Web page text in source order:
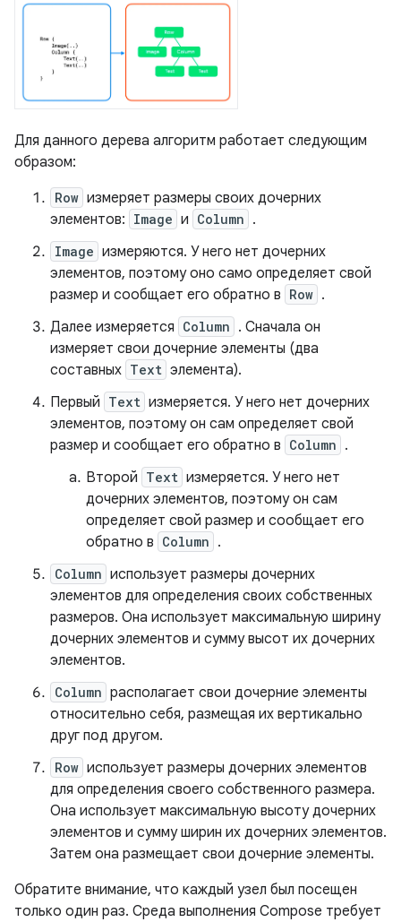
Для данного дерева алгоритм работает следующим
образом:
Row измеряет размеры своих дочерних
элементов: Image и Column .
Image измеряются. У него нет дочерних
элементов, поэтому оно само определяет свой
размер и сообщает его обратно в Row .
Далее измеряется Column . Сначала он
измеряет свои дочерние элементы (два
составных Text элемента).
Первый Text измеряется. У него нет дочерних
элементов, поэтому он сам определяет свой
размер и сообщает его обратно в Column .
Второй Text измеряется. У него нет
дочерних элементов, поэтому он сам
определяет свой размер и сообщает его
обратно в Column .
Column использует размеры дочерних
элементов для определения своих собственных
размеров. Она использует максимальную ширину
дочерних элементов и сумму высот их дочерних
элементов.
Column располагает свои дочерние элементы
относительно себя, размещая их вертикально
друг под другом.
Row использует размеры дочерних элементов
для определения своего собственного размера.
Она использует максимальную высоту дочерних
элементов и сумму ширин их дочерних элементов.
Затем она размещает свои дочерние элементы.
Обратите внимание, что каждый узел был посещен
только один раз. Среда выполнения Compose требует